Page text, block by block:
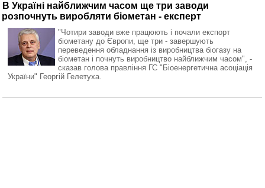
В Україні найближчим часом ще три заводи
розпочнуть виробляти біометан - експерт
"Чотири заводи вже працюють і почали експорт
біометану до Європи, ще три - завершують
переведення обладнання із виробництва біогазу на
біометан і почнуть виробництво найближчим часом", -
сказав голова правління ГС "Біоенергетична асоціація
України" Георгій Гелетуха.